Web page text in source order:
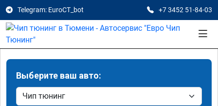
Telegram: EuroCT_bot +7 3452 51-84-03
Выберите ваш авто: